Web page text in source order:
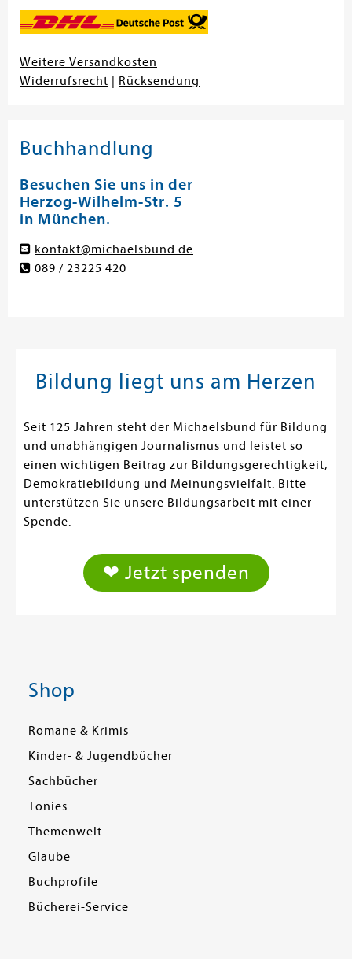
Weitere Versandkosten
Widerrufsrecht
Rücksendung
Buchhandlung
Besuchen Sie uns in der
Herzog-Wilhelm-Str. 5
in München.
kontakt@michaelsbund.de
089 / 23225 420
Bildung liegt uns am Herzen
Seit 125 Jahren steht der Michaelsbund für Bildung
und unabhängigen Journalismus und leistet so
einen wichtigen Beitrag zur Bildungsgerechtigkeit,
Demokratiebildung und Meinungsvielfalt. Bitte
unterstützen Sie unsere Bildungsarbeit mit einer
Spende.
❤ Jetzt spenden
Shop
Romane & Krimis
Kinder- & Jugendbücher
Sachbücher
Tonies
Themenwelt
Glaube
Buchprofile
Bücherei-Service